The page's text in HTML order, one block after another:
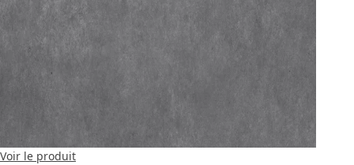
Voir le produit